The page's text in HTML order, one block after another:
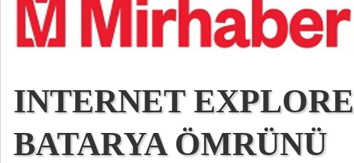
INTERNET
BATARYA ÖMRÜNÜ